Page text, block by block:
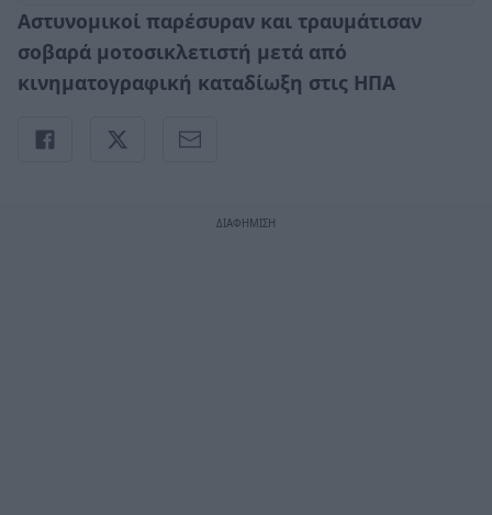
Αστυνομικοί παρέσυραν και τραυμάτισαν
σοβαρά μοτοσικλετιστή μετά από
κινηματογραφική καταδίωξη στις ΗΠΑ